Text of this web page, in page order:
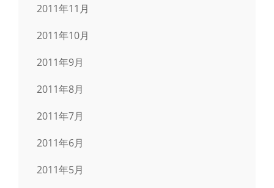
2011年11月
2011年10月
2011年9月
2011年8月
2011年7月
2011年6月
2011年5月